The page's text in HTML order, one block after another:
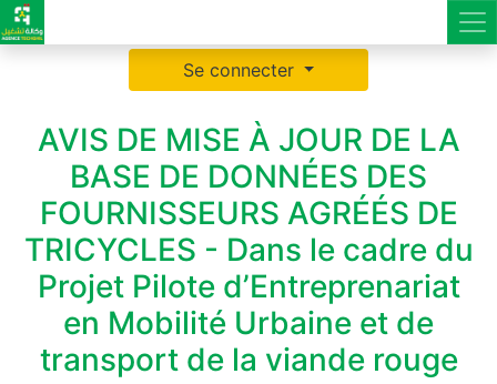
Se connecter
AVIS DE MISE À JOUR DE LA
BASE DE DONNÉES DES
FOURNISSEURS AGRÉÉS DE
TRICYCLES - Dans le cadre du
Projet Pilote d’Entreprenariat
en Mobilité Urbaine et de
transport de la viande rouge